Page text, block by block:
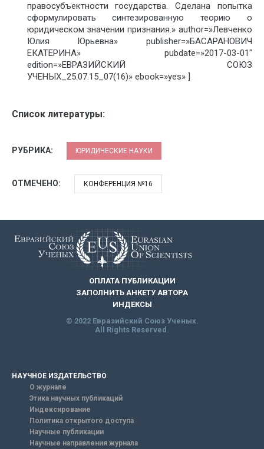
правосубъектности государства. Сделана попытка
сформулировать синтезированную теорию о
юридическом значении признания.» author=»Левченко
Юлия Юрьевна» publisher=»БАСАРАНОВИЧ
ЕКАТЕРИНА» pubdate=»2017-03-01″
edition=»ЕВРАЗИЙСКИЙ СОЮЗ
УЧЕНЫХ_25.07.15_07(16)» ebook=»yes» ]
Список литературы:
РУБРИКА: ЮРИДИЧЕСКИЕ НАУКИ
ОТМЕЧЕНО: КОНФЕРЕНЦИЯ №16
ОПЛАТА ПУБЛИКАЦИИ
ЗАПОЛНИТЬ АНКЕТУ АВТОРА
ИНДЕКСЫ
© 2022 Евразийский Союз Ученых.
All Rights Reserved.
НАУЧНОЕ ИЗДАТЕЛЬСТВО
О журнале
Этика научных публикаций
Индексирование
Политика открытого доступа
Научные публикации
Научные направления журнала